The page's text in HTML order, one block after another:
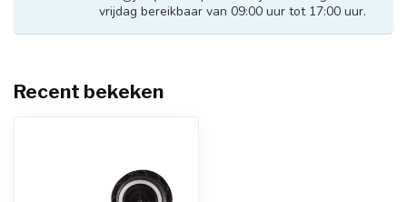
vrijdag bereikbaar van 09:00 uur tot 17:00 uur.
Recent bekeken